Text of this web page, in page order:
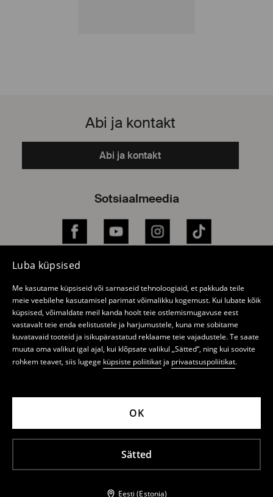
Luba küpsised
Me kasutame küpsiseid või sarnaseid tehnoloogiaid, et pakkuda teile
meie veebilehe kasutamisel parimat võimalikku kogemust. Kui lubate kõik
küpsised, võimaldate meil kanda hoolt teie ostlemismugavuse eest
vastavalt teie enda eelistustele ja harjumustele, kuna me sobitame
kuvatavaid tooteid ja isikupärastatud reklaame teie vajadustele. Te saate
muuta oma valikut igal ajal, kui klõpsate valikul „Sätted“, ning kui soovite
rohkem teavet, siis lugege küpsiste poliitikat ja privaatsuspoliitikat.
Sätted
OK
Eesti (Estonia)
Abi ja kontakt
Abi ja kontakt
Sotsiaalmeedia
Facebook YouTube Instagram TikTok
E-pood
Privaatsuspoliitika
Minu konto
Mohito